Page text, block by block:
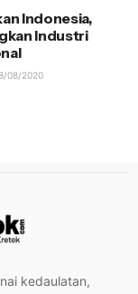
Indonesia,
Industri
08/2020
kedaulatan,